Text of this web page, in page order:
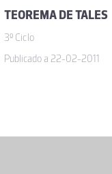
TEOREMA DE TALES
3º Ciclo
Publicado a 22-02-2011